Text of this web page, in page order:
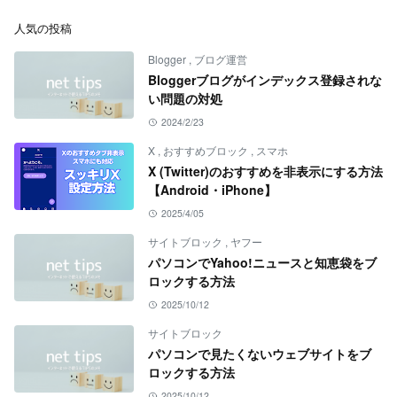
人気の投稿
Blogger , ブログ運営
Bloggerブログがインデックス登録されな
い問題の対処
2024/2/23
X , おすすめブロック , スマホ
X (Twitter)のおすすめを非表示にする方法
【Android・iPhone】
2025/4/05
サイトブロック , ヤフー
パソコンでYahoo!ニュースと知恵袋をブ
ロックする方法
2025/10/12
サイトブロック
パソコンで見たくないウェブサイトをブ
ロックする方法